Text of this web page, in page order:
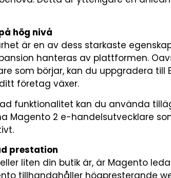
hög nivå
är en av dess starkaste
hanteras av plattformen.
som börjar, kan du uppgradera till
företag växer.
funktionalitet kan du använda
Magento 2 e-handelsutvecklare
prestation
liten din butik är, är Magento